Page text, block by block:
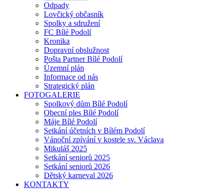
Odpady
Lovčický občasník
Spolky a sdružení
FC Bílé Podolí
Kronika
Dopravní obslužnost
Pošta Partner Bílé Podolí
Územní plán
Informace od nás
Strategický plán
FOTOGALERIE
Spolkový dům Bílé Podolí
Obecní ples Bílé Podolí
Máje Bílé Podolí
Setkání účetních v Bílém Podolí
Vánoční zpívání v kostele sv. Václava
Mikuláš 2025
Setkání seniorů 2025
Setkání seniorů 2026
Dětský karneval 2026
KONTAKTY